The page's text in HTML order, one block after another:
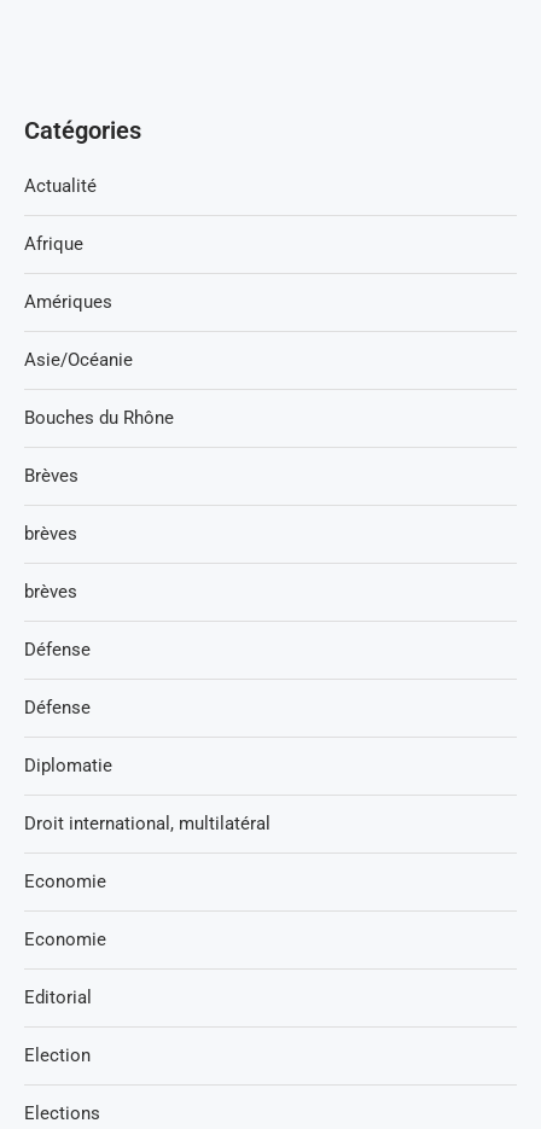
Catégories
Actualité
Afrique
Amériques
Asie/Océanie
Bouches du Rhône
Brèves
brèves
brèves
Défense
Défense
Diplomatie
Droit international, multilatéral
Economie
Economie
Editorial
Election
Elections